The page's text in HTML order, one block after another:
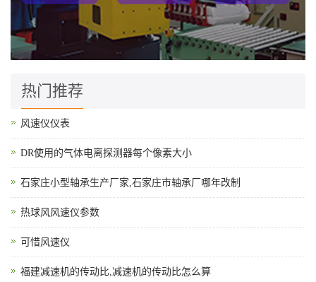
热门推荐
风速仪仪表
DR使用的气体电离探测器每个像素大小
石家庄小型轴承生产厂家,石家庄市轴承厂哪年改制
热球风风速仪参数
可惜风速仪
福建减速机的传动比,减速机的传动比怎么算